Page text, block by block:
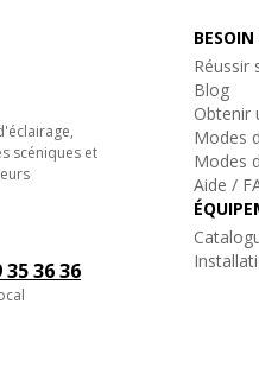
scéniques et
35 36 36
Réussir
Blog
Obtenir
Modes
Modes
Aide /